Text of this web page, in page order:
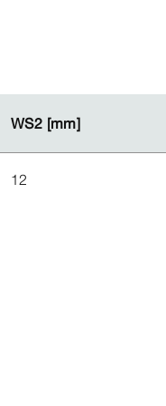
WS2 [mm]
WS2 [mm]
12